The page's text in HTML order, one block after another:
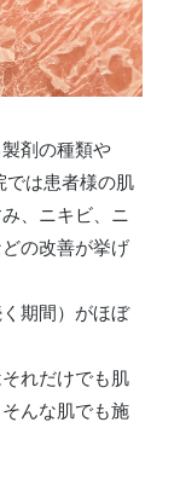
剤の種類や
では患者様の肌
、ニキビ、ニ
の改善が挙げ
期間）がほぼ
れだけでも肌
んな肌でも施